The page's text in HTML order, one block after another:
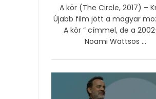
A kör (The Circle, 2017) –
Újabb film jött a magyar
A kör ” címmel, de a
Noami Wattsos ...